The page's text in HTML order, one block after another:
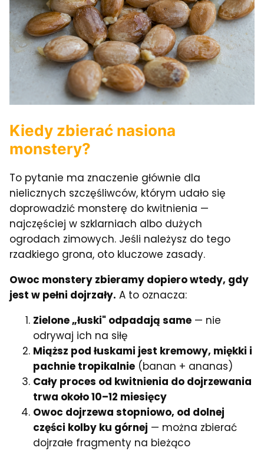
Kiedy zbierać nasiona
monstery?
To pytanie ma znaczenie głównie dla
nielicznych szczęśliwców, którym udało się
doprowadzić monsterę do kwitnienia —
najczęściej w szklarniach albo dużych
ogrodach zimowych. Jeśli należysz do tego
rzadkiego grona, oto kluczowe zasady.
Owoc monstery zbieramy dopiero wtedy, gdy
jest w pełni dojrzały. A to oznacza:
Zielone „łuski" odpadają same — nie
odrywaj ich na siłę
Miąższ pod łuskami jest kremowy, miękki i
pachnie tropikalnie (banan + ananas)
Cały proces od kwitnienia do dojrzewania
trwa około 10–12 miesięcy
Owoc dojrzewa stopniowo, od dolnej
części kolby ku górnej — można zbierać
dojrzałe fragmenty na bieżąco